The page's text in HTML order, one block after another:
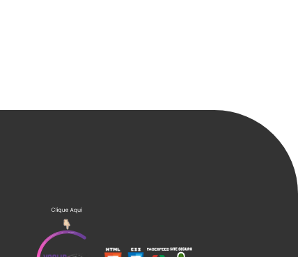
Talha Manual de Corrente em
Trolley Manual
Trolley Manual em SP